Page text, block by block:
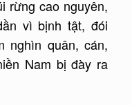
rừng cao nguyên,
vì bịnh tật, đói
nghìn quân, cán,
Nam bị đày ra